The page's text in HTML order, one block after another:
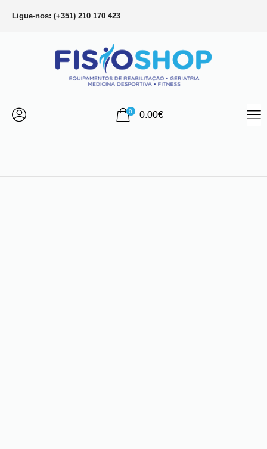
Ligue-nos: (+351) 210 170 423
0 0.00€